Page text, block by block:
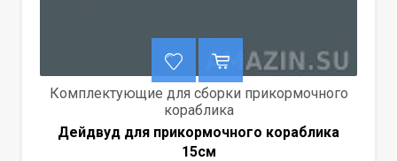
Комплектующие для сборки прикормочного
кораблика
Дейдвуд для прикормочного кораблика
15см